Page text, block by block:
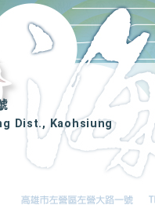
Dist., Kaohsiung